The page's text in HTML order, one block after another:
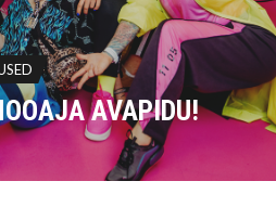
AVAPIDU!